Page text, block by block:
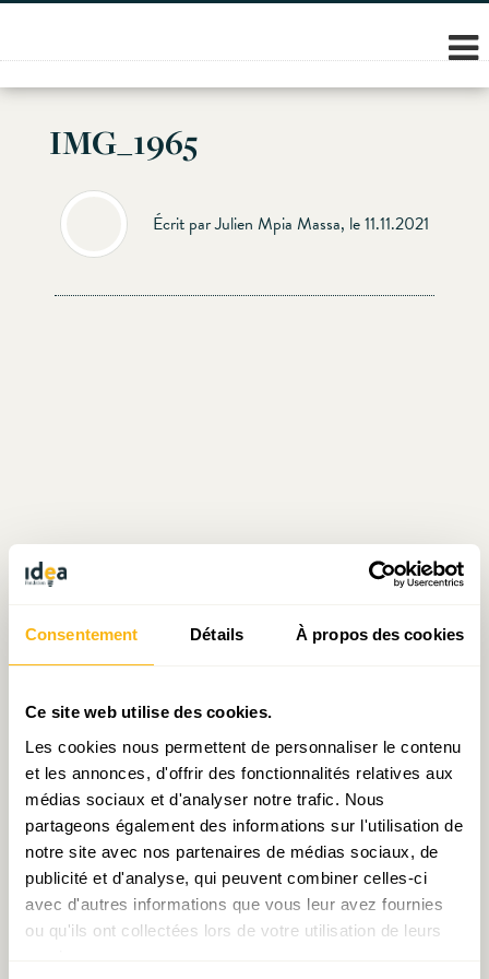
Consentement Détails À propos des cookies
Ce site web utilise des cookies.
Les cookies nous permettent de personnaliser le contenu
et les annonces, d'offrir des fonctionnalités relatives aux
médias sociaux et d'analyser notre trafic. Nous
partageons également des informations sur l'utilisation de
notre site avec nos partenaires de médias sociaux, de
publicité et d'analyse, qui peuvent combiner celles-ci
avec d'autres informations que vous leur avez fournies
ou qu'ils ont collectées lors de votre utilisation de leurs
Skip
content
IMG_1965
Écrit par Julien Mpia Massa, le 11.11.2021
Écrit par Julien Mpia Massa
le 11.11.2021
Prendre contact avec Julien Mpia Massa
Partager: